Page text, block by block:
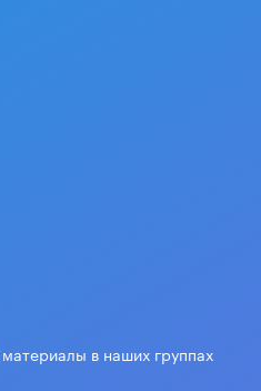
в наших группах